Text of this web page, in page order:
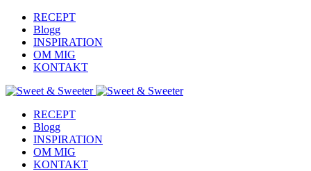
RECEPT
Blogg
INSPIRATION
OM MIG
KONTAKT
RECEPT
Blogg
INSPIRATION
OM MIG
KONTAKT